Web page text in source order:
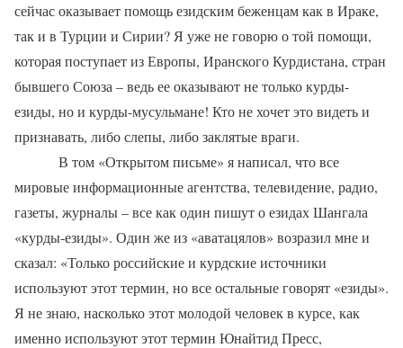
сейчас оказывает помощь езидским беженцам как в Ираке,
так и в Турции и Сирии? Я уже не говорю о той помощи,
которая поступает из Европы, Иранского Курдистана, стран
бывшего Союза – ведь ее оказывают не только курды-
езиды, но и курды-мусульмане! Кто не хочет это видеть и
признавать, либо слепы, либо заклятые враги.
В том «Открытом письме» я написал, что все
мировые информационные агентства, телевидение, радио,
газеты, журналы – все как один пишут о езидах Шангала
«курды-езиды». Один же из «аватацялов» возразил мне и
сказал: «Только российские и курдские источники
используют этот термин, но все остальные говорят «езиды».
Я не знаю, насколько этот молодой человек в курсе, как
именно используют этот термин Юнайтид Пресс,